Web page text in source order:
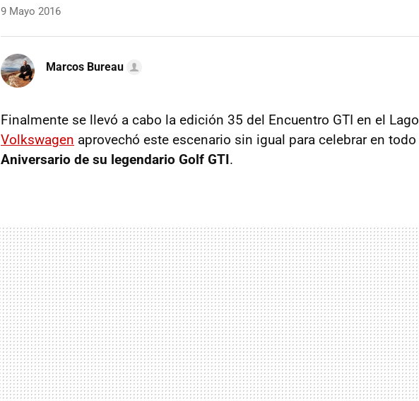
9 Mayo 2016
Marcos Bureau
Finalmente se llevó a cabo la edición 35 del Encuentro GTI en el
Volkswagen aprovechó este escenario sin igual para celebrar en
Aniversario de su legendario Golf GTI.